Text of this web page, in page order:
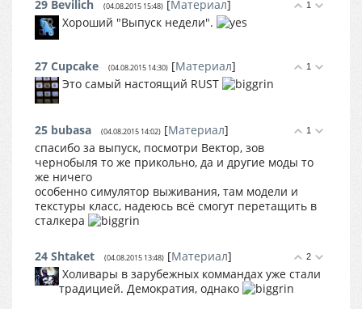
1
29 Bevilich (04.08.2015 15:48) [Материал]
Хороший "Выпуск недели".
1
27 Cupcake (04.08.2015 14:30) [Материал]
Это самый настоящий RUST
1
25 bubasa (04.08.2015 14:02) [Материал]
спасибо за выпуск, посмотри Вектор, зов
чернобыля то же прикольно, да и другие моды то
же ничего
особенно симулятор выживания, там модели и
текстуры класс, надеюсь всё смогут перетащить в
сталкера
2
24 Shtaket (04.08.2015 13:48) [Материал]
Холивары в зарубежных коммандах уже стали
традицией. Демократия, однако